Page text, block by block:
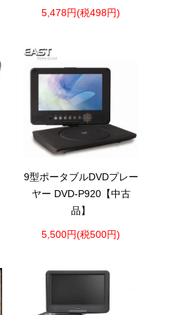
5,478円(税498円)
9型ポータブルDVDプレー
ヤー DVD-P920【中古
品】
5,500円(税500円)